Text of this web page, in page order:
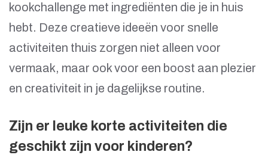
kookchallenge met ingrediënten die je in huis
hebt. Deze creatieve ideeën voor snelle
activiteiten thuis zorgen niet alleen voor
vermaak, maar ook voor een boost aan plezier
en creativiteit in je dagelijkse routine.
Zijn er leuke korte activiteiten die
geschikt zijn voor kinderen?